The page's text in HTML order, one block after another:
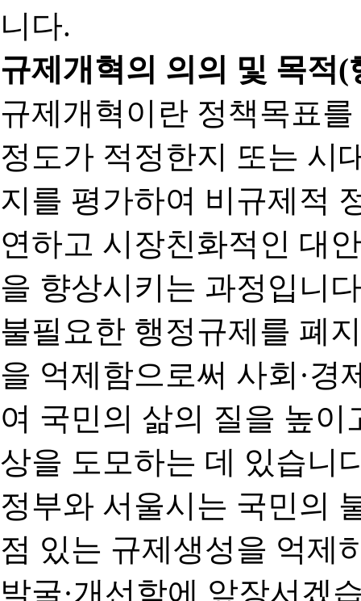
니다.
규제개혁의 의의 및 목적
규제개혁이란 정책목표
정도가 적정한지 또는 시
지를 평가하여 비규제적
연하고 시장친화적인 대
을 향상시키는 과정입니
불필요한 행정규제를 폐
을 억제함으로써 사회·경
여 국민의 삶의 질을 높
상을 도모하는 데 있습니
정부와 서울시는 국민의
점 있는 규제생성을 억제
발굴·개선함에 앞장서겠